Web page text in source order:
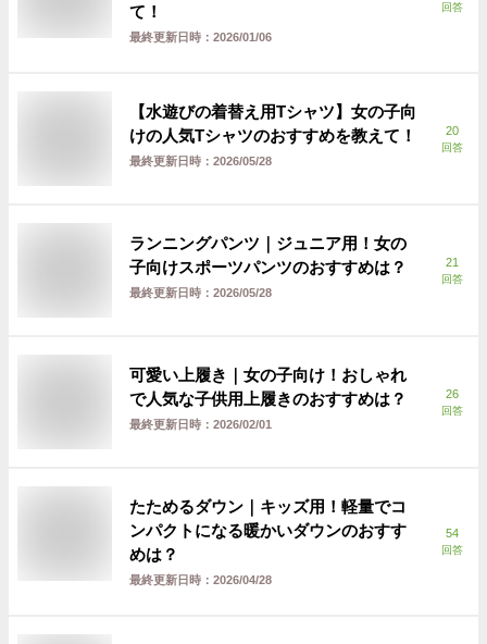
て！
最終更新日時： 2026/01/06
回答
【水遊びの着替え用Tシャツ】女の子向
けの人気Tシャツのおすすめを教えて！
最終更新日時： 2026/05/28
20
回答
ランニングパンツ｜ジュニア用！女の
子向けスポーツパンツのおすすめは？
最終更新日時： 2026/05/28
21
回答
可愛い上履き｜女の子向け！おしゃれ
で人気な子供用上履きのおすすめは？
最終更新日時： 2026/02/01
26
回答
たためるダウン｜キッズ用！軽量でコ
ンパクトになる暖かいダウンのおすす
めは？
最終更新日時： 2026/04/28
54
回答